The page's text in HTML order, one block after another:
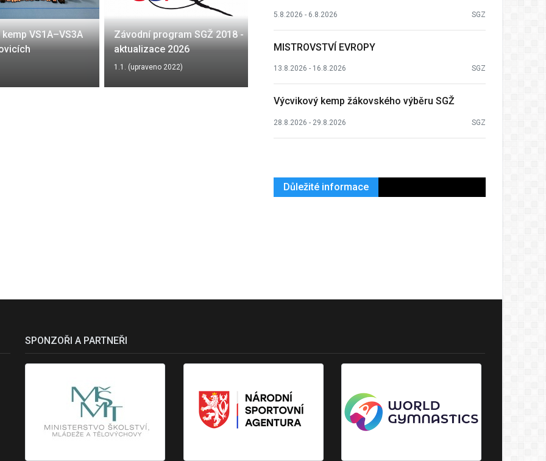
VS1A–VS3A
Závodní program SGŽ 2018 -
aktualizace 2026
1.1. (upraveno 2022)
5.8.2026 - 6.8.2026 SGZ
MISTROVSTVÍ EVROPY
13.8.2026 - 16.8.2026 SGZ
Výcvikový kemp žákovského výběru SGŽ
28.8.2026 - 29.8.2026 SGZ
Důležité informace
SPONZOŘI A PARTNEŘI